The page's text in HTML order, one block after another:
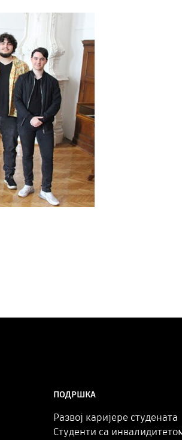
ПОДРШКА
Развој каријере студената
Студенти са